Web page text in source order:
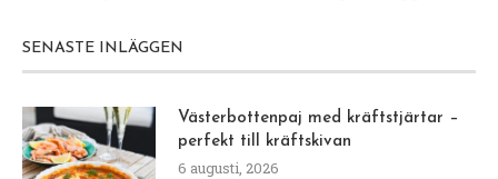
SENASTE INLÄGGEN
Västerbottenpaj med kräftstjärtar –
perfekt till kräftskivan
6 augusti, 2026